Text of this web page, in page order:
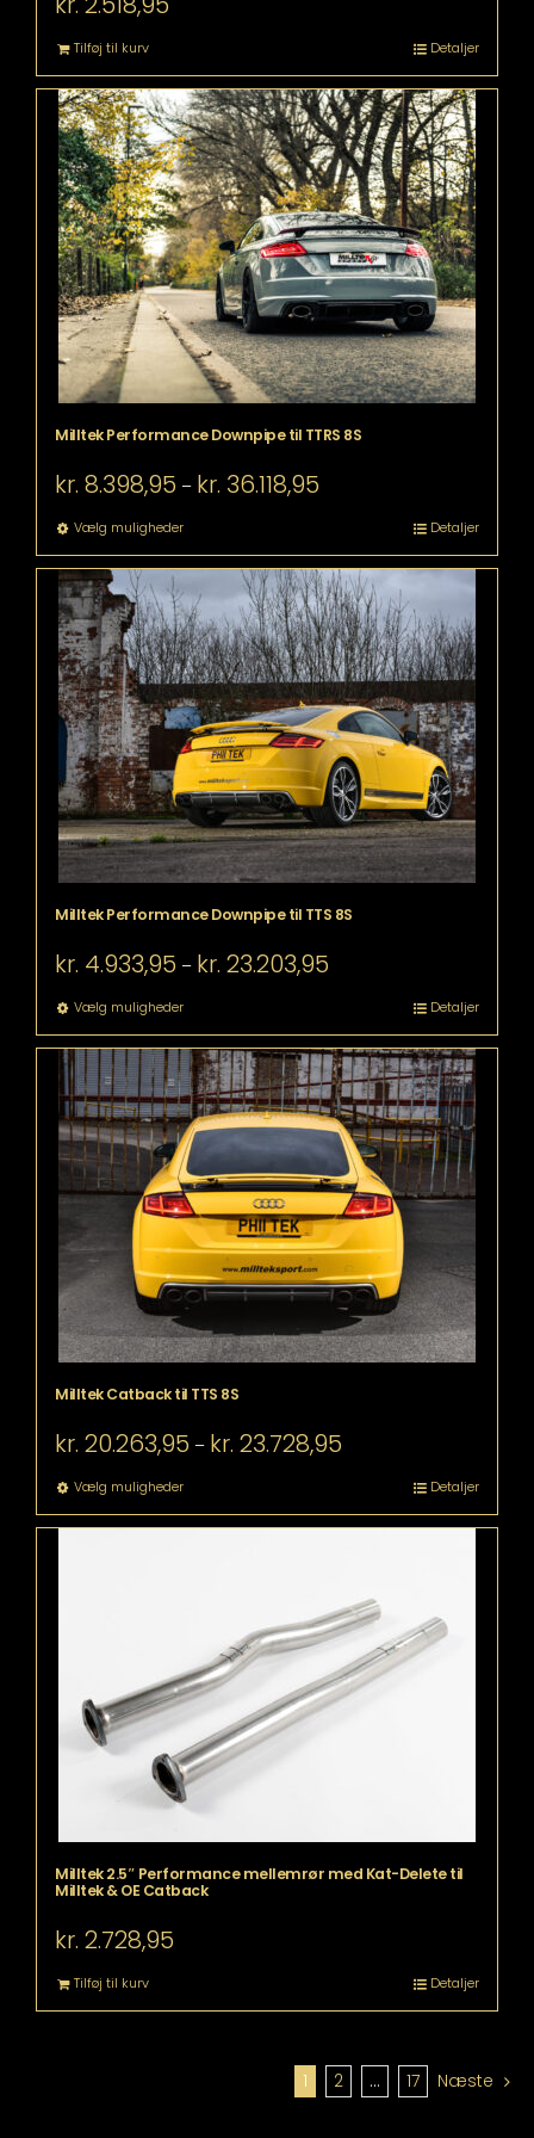
Tilføj til kurv Detaljer
Milltek Performance Downpipe til TTRS 8S
kr. 8.398,95 – kr. 36.118,95
Vælg mulighederDette
vare
har
flere
varianter.
Mulighederne
kan
vælges
på
varesiden
Detaljer
Milltek Performance Downpipe til TTS 8S
kr. 4.933,95 – kr. 23.203,95
Vælg mulighederDette
vare
har
flere
varianter.
Mulighederne
kan
vælges
på
varesiden
Detaljer
Milltek Catback til TTS 8S
kr. 20.263,95 – kr. 23.728,95
Vælg mulighederDette
vare
har
vælges
på
varesiden
Detaljer
Milltek 2.5″ Performance mellemrør med Kat-Delete til
Milltek & OE Catback
kr. 2.728,95
Tilføj til kurv Detaljer
1 2 … 17 Næste